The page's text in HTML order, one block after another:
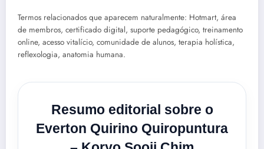
Termos relacionados que aparecem naturalmente: Hotmart, área
de membros, certificado digital, suporte pedagógico, treinamento
online, acesso vitalício, comunidade de alunos, terapia holística,
reflexologia, anatomia humana.
Resumo editorial sobre o
Everton Quirino Quiropuntura